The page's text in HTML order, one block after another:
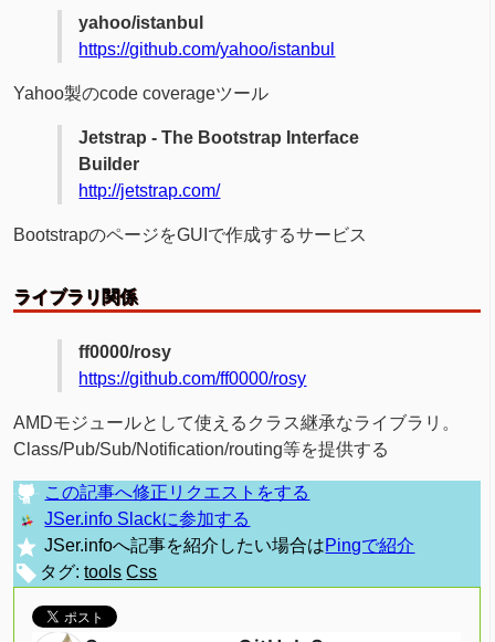
yahoo/istanbul
https://github.com/yahoo/istanbul
Yahoo製のcode coverageツール
Jetstrap - The Bootstrap Interface
Builder
http://jetstrap.com/
BootstrapのページをGUIで作成するサービス
ライブラリ関係
ff0000/rosy
https://github.com/ff0000/rosy
AMDモジュールとして使えるクラス継承なライブラリ。
Class/Pub/Sub/Notification/routing等を提供する
この記事へ修正リクエストをする
JSer.info Slackに参加する
JSer.infoへ記事を紹介したい場合はPingで紹介
タグ: tools Css